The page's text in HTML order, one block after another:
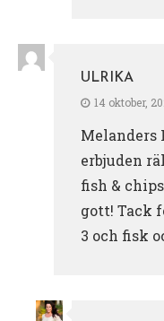
ULRIKA
14 oktober,
Melanders
erbjuden
fish &
gott! Tack
3 och fisk